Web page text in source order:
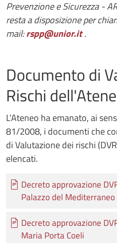
Prevenzione e Sicurezza -
resta a disposizione per
mail:rspp@unior.it.
Documento di
Rischi
L'Ateneo ha emanato, ai
81/2008, i documenti che
di Valutazione dei rischi
elencati.
Documento
Decreto approvazione
Palazzo del Mediterraneo
Documento
Decreto approvazione
Maria Porta Coeli